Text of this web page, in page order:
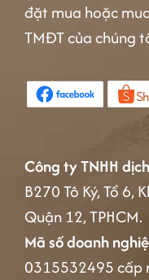
đặt mua hoặc
TMĐT của chúng
Công ty TNHH
B270 Tô Ký, Tổ 6,
Quận 12, TPHCM.
Mã số doanh
0315532495